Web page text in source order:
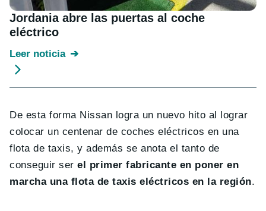
Jordania abre las puertas al coche
eléctrico
Leer noticia
De esta forma Nissan logra un nuevo hito al lograr
colocar un centenar de coches eléctricos en una
flota de taxis, y además se anota el tanto de
conseguir ser el primer fabricante en poner en
marcha una flota de taxis eléctricos en la región.